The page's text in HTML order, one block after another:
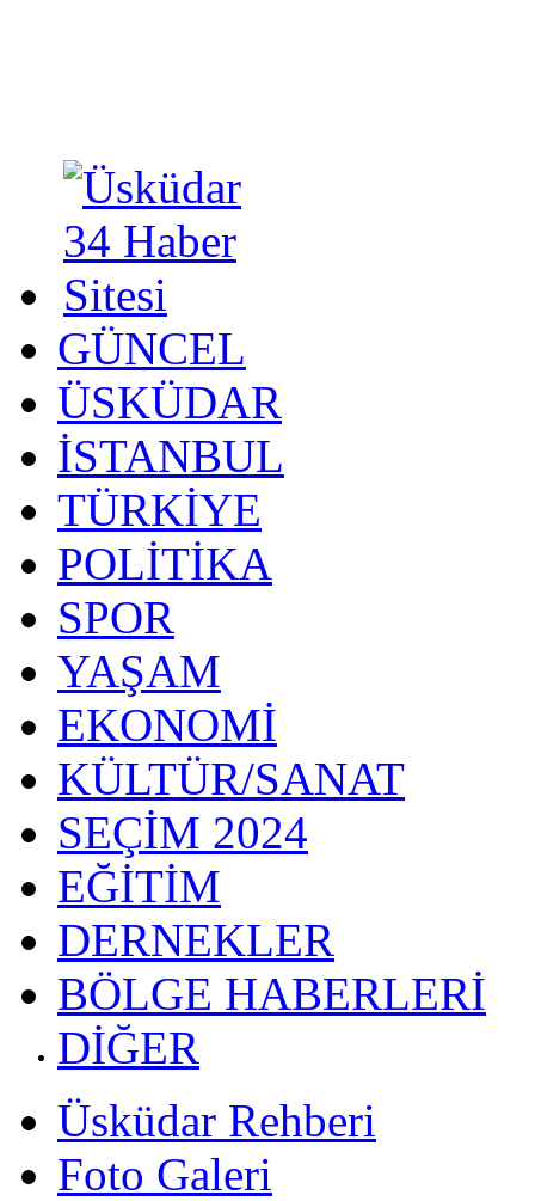
GÜNCEL
ÜSKÜDAR
İSTANBUL
TÜRKİYE
POLİTİKA
SPOR
YAŞAM
EKONOMİ
KÜLTÜR/SANAT
SEÇİM 2024
EĞİTİM
DERNEKLER
BÖLGE HABERLERİ
DİĞER
Üsküdar Rehberi
Foto Galeri